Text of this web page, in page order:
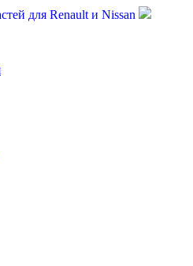
для Renault и Nissan